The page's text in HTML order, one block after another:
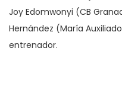
Joy Edomwonyi (CB
Hernández (María
entrenador.